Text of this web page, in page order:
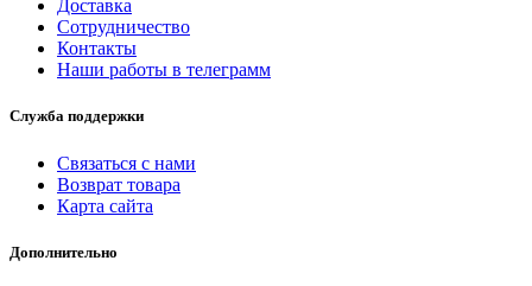
Доставка
Сотрудничество
Контакты
Наши работы в телеграмм
Служба поддержки
Связаться с нами
Возврат товара
Карта сайта
Дополнительно